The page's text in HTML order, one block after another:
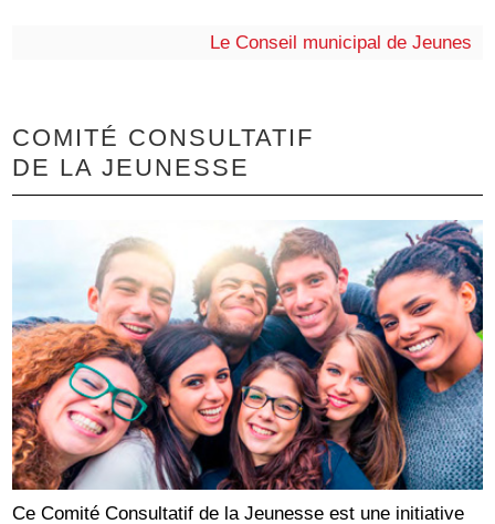
Le Conseil municipal de Jeunes
COMITÉ CONSULTATIF
DE LA JEUNESSE
Ce Comité Consultatif de la Jeunesse est une initiative